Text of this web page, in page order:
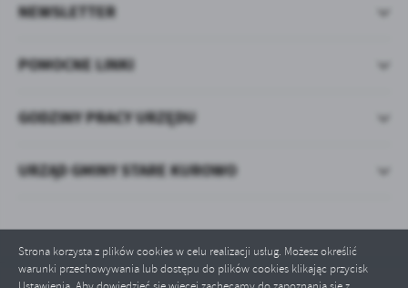
Strona korzysta z plików cookies w celu realizacji usług. Możesz określić
warunki przechowywania lub dostępu do plików cookies klikając przycisk
POMOCNE LINKI
NEWSLETTER
GODZINY PRACY URZĘDU
URZĄD GMINY STARE KUROWO